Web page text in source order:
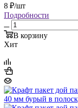
8 ₽/шт
Подробности
В корзину
Хит